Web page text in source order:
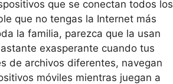
que se conectan todos los
que no tengas la Internet más
la familia, parezca que la usan
exasperante cuando tus
de archivos diferentes, navegan
móviles mientras juegan a